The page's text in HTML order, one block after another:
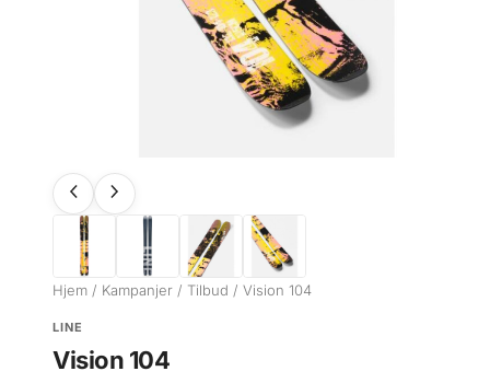
Hjem / Kampanjer / Tilbud / Vision 104
LINE
Vision 104